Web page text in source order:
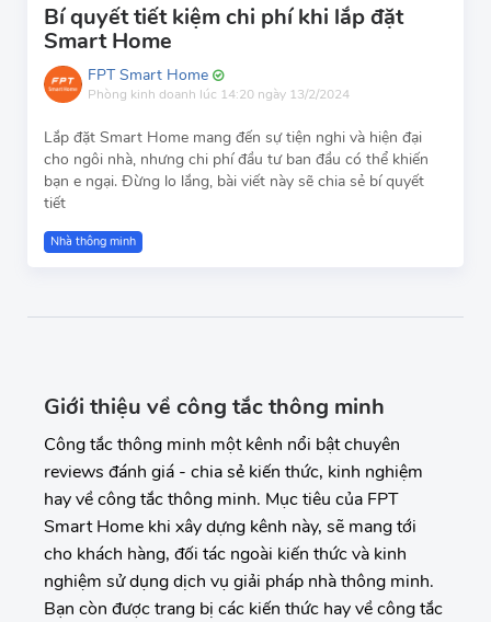
Bí quyết tiết kiệm chi phí khi lắp đặt
Smart Home
FPT Smart Home
Phòng kinh doanh lúc 14:20 ngày 13/2/2024
Lắp đặt Smart Home mang đến sự tiện nghi và hiện đại
cho ngôi nhà, nhưng chi phí đầu tư ban đầu có thể khiến
bạn e ngại. Đừng lo lắng, bài viết này sẽ chia sẻ bí quyết
tiết
Nhà thông minh
Giới thiệu về công tắc thông minh
Công tắc thông minh một kênh nổi bật chuyên
reviews đánh giá - chia sẻ kiến thức, kinh nghiệm
hay về công tắc thông minh. Mục tiêu của FPT
Smart Home khi xây dựng kênh này, sẽ mang tới
cho khách hàng, đối tác ngoài kiến thức và kinh
nghiệm sử dụng dịch vụ giải pháp nhà thông minh.
Bạn còn được trang bị các kiến thức hay về công tắc